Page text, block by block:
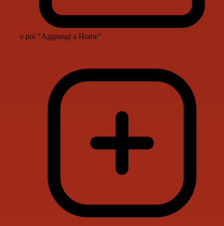
e poi "Aggiungi a Home"